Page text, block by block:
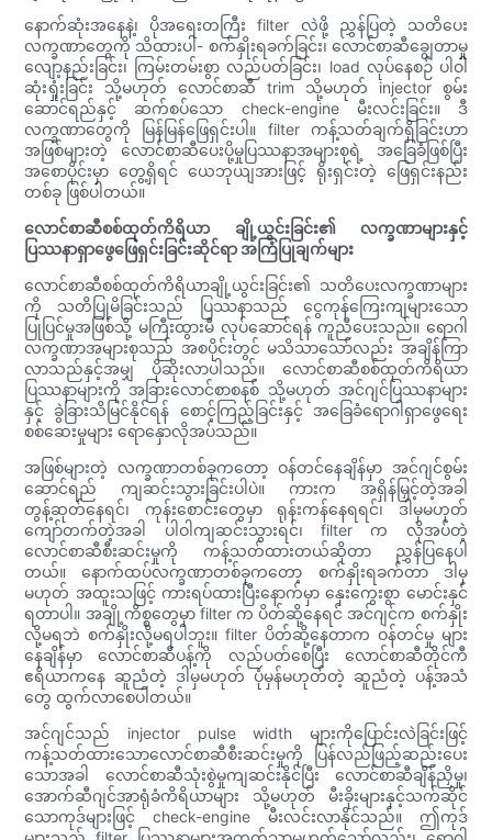
နောက်ဆုံးအနေနဲ့၊ ပိုအရေးတကြီး filter လဲဖို့ ညွှန်ပြတဲ့ သတိပေး
လက္ခဏာတွေကို သိထားပါ- စက်နှိုးရခက်ခြင်း၊ လောင်စာဆီချွေတာမှု
လျော့နည်းခြင်း၊ ကြမ်းတမ်းစွာ လည်ပတ်ခြင်း၊ load လုပ်နေစဉ် ပါဝါ
ဆုံးရှုံးခြင်း သို့မဟုတ် လောင်စာဆီ trim သို့မဟုတ် injector စွမ်း
ဆောင်ရည်နှင့် ဆက်စပ်သော check-engine မီးလင်းခြင်း။ ဒီ
လက္ခဏာတွေကို မြန်မြန်ဖြေရှင်းပါ။ filter ကန့်သတ်ချက်ရှိခြင်းဟာ
အဖြစ်များတဲ့ လောင်စာဆီပေးပို့မှုပြဿနာအများစုရဲ့ အခြေခံဖြစ်ပြီး
အစောပိုင်းမှာ တွေ့ရှိရင် ယေဘုယျအားဖြင့် ရိုးရှင်းတဲ့ ဖြေရှင်းနည်း
တစ်ခု ဖြစ်ပါတယ်။
လောင်စာဆီစစ်ထုတ်ကိရိယာ ချို့ယွင်းခြင်း၏ လက္ခဏာများနှင့်
ပြဿနာရှာဖွေဖြေရှင်းခြင်းဆိုင်ရာ အကြံပြုချက်များ
လောင်စာဆီစစ်ထုတ်ကိရိယာချို့ယွင်းခြင်း၏ သတိပေးလက္ခဏာများ
ကို သတိပြုမိခြင်းသည် ပြဿနာသည် ငွေကုန်ကြေးကျများသော
ပြုပြင်မှုအဖြစ်သို့ မကြီးထွားမီ လုပ်ဆောင်ရန် ကူညီပေးသည်။ ရောဂါ
လက္ခဏာအများစုသည် အစပိုင်းတွင် မသိသာသော်လည်း အချိန်ကြာ
လာသည်နှင့်အမျှ ပိုဆိုးလာပါသည်။ လောင်စာဆီစစ်ထုတ်ကိရိယာ
ပြဿနာများကို အခြားလောင်စာစနစ် သို့မဟုတ် အင်ဂျင်ပြဿနာများ
နှင့် ခွဲခြားသိမြင်နိုင်ရန် စောင့်ကြည့်ခြင်းနှင့် အခြေခံရောဂါရှာဖွေရေး
စစ်ဆေးမှုများ ရောနှောလိုအပ်သည်။
အဖြစ်များတဲ့ လက္ခဏာတစ်ခုကတော့ ဝန်တင်နေချိန်မှာ အင်ဂျင်စွမ်း
ဆောင်ရည် ကျဆင်းသွားခြင်းပါပဲ။ ကားက အရှိန်မြှင့်တဲ့အခါ
တွန့်ဆုတ်နေရင်၊ ကုန်းစောင်းတွေမှာ ရုန်းကန်နေရရင်၊ ဒါမှမဟုတ်
ကျော်တက်တဲ့အခါ ပါဝါကျဆင်းသွားရင်၊ filter က လိုအပ်တဲ့
လောင်စာဆီစီးဆင်းမှုကို ကန့်သတ်ထားတယ်ဆိုတာ ညွှန်ပြနေပါ
တယ်။ နောက်ထပ်လက္ခဏာတစ်ခုကတော့ စက်နှိုးရခက်တာ ဒါမှ
မဟုတ် အထူးသဖြင့် ကားရပ်ထားပြီးနောက်မှာ နှေးကွေးစွာ မောင်းနှင်
ရတာပါ။ အချို့ကိစ္စတွေမှာ filter က ပိတ်ဆို့နေရင် အင်ဂျင်က စက်နှိုး
လို့မရဘဲ စက်နှိုးလို့မရပါဘူး။ filter ပိတ်ဆို့နေတာက ဝန်တင်မှု များ
နေချိန်မှာ လောင်စာဆီပန့်ကို လည်ပတ်စေပြီး လောင်စာဆီတိုင်ကီ
ဧရိယာကနေ ဆူညံတဲ့ ဒါမှမဟုတ် ပုံမှန်မဟုတ်တဲ့ ဆူညံတဲ့ ပန့်အသံ
တွေ ထွက်လာစေပါတယ်။
အင်ဂျင်သည် injector pulse width များကိုပြောင်းလဲခြင်းဖြင့်
ကန့်သတ်ထားသောလောင်စာဆီစီးဆင်းမှုကို ပြန်လည်ဖြည့်ဆည်းပေး
သောအခါ လောင်စာဆီသုံးစွဲမှုကျဆင်းနိုင်ပြီး လောင်စာဆီချိန်ညှိမှု၊
အောက်ဆီဂျင်အာရုံခံကိရိယာများ သို့မဟုတ် မီးခိုးများနှင့်သက်ဆိုင်
သောကုဒ်များဖြင့် check-engine မီးလင်းလာနိုင်သည်။ ဤကုဒ်